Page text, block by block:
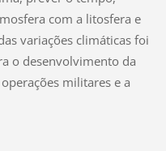
com a litosfera e
variações climáticas foi
o desenvolvimento da
militares e a